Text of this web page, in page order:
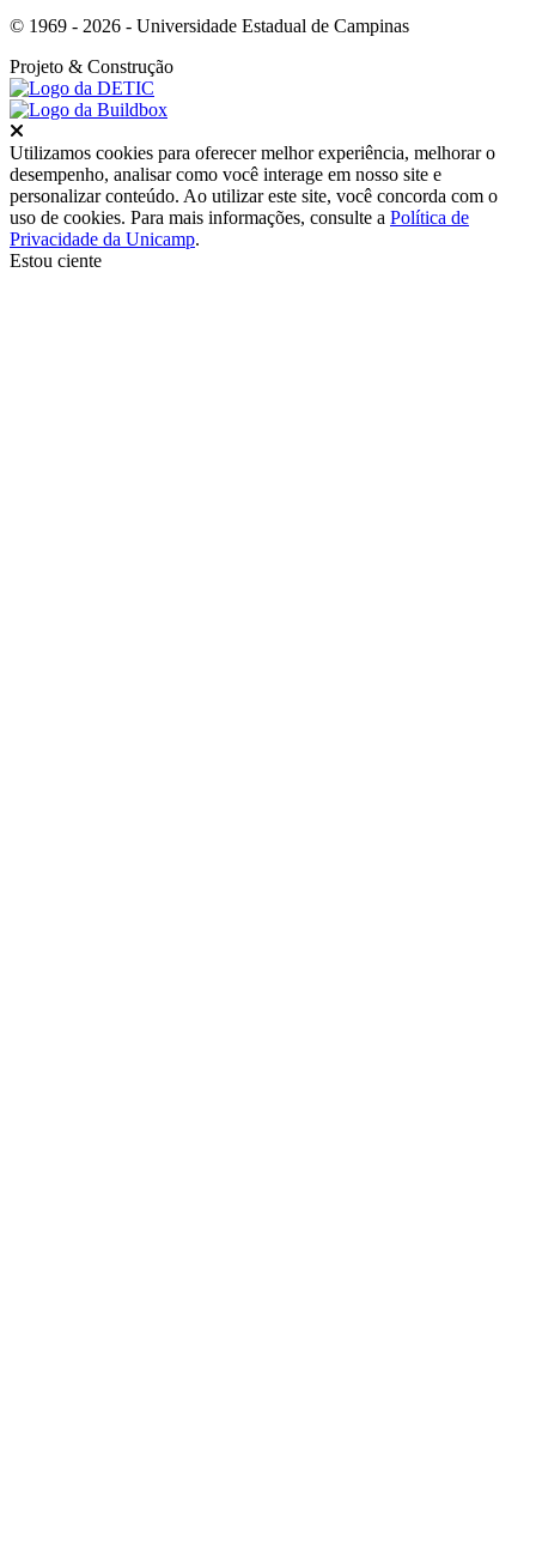
© 1969 - 2026 - Universidade Estadual de Campinas
Projeto & Construção
Utilizamos cookies para oferecer melhor experiência, melhorar o
desempenho, analisar como você interage em nosso site e
personalizar conteúdo. Ao utilizar este site, você concorda com o
uso de cookies. Para mais informações, consulte a Política de
Privacidade da Unicamp.
Estou ciente